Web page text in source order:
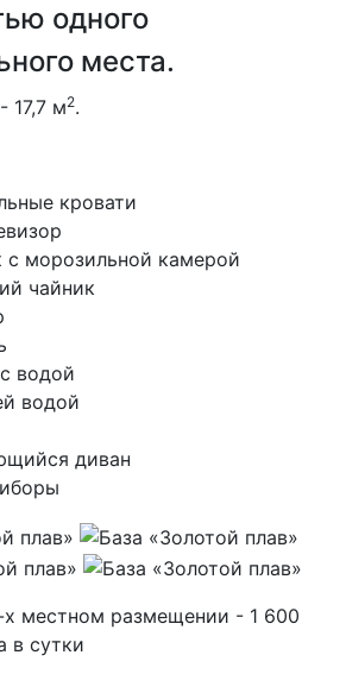
одного
места.
17,7 м2.
кровати
с морозильной камерой
чайник
водой
водой
диван
местном размещении - 1 600
в сутки